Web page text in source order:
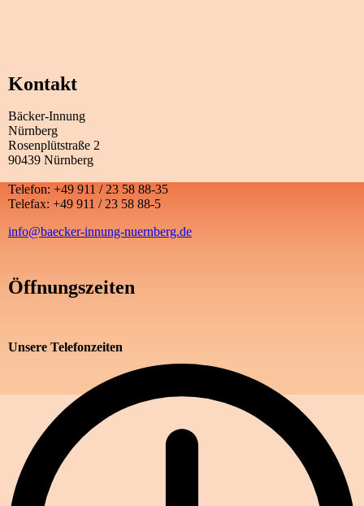
Kontakt
Bäcker-Innung
Nürnberg
Rosenplütstraße 2
90439 Nürnberg
Telefon: +49 911 / 23 58 88-35
Telefax: +49 911 / 23 58 88-5
info@baecker-innung-nuernberg.de
Öffnungszeiten
Unsere Telefonzeiten